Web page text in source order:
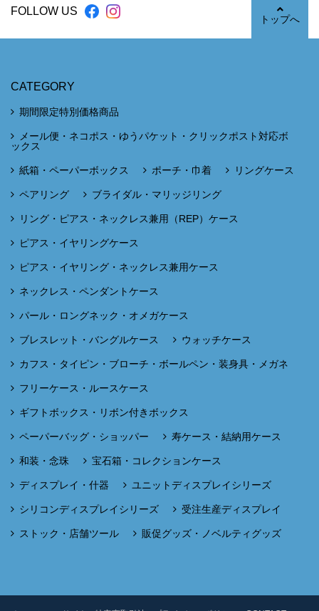
FOLLOW US
トップへ
CATEGORY
期間限定特別価格商品
メール便・ネコポス・ゆうパケット・クリックポスト対応ボ
ックス
紙箱・ペーパーボックス ポーチ・巾着 リングケース
ペアリング ブライダル・マリッジリング
リング・ピアス・ネックレス兼用（REP）ケース
ピアス・イヤリングケース
ピアス・イヤリング・ネックレス兼用ケース
ネックレス・ペンダントケース
パール・ロングネック・オメガケース
ブレスレット・バングルケース ウォッチケース
カフス・タイピン・ブローチ・ボールペン・装身具・メガネ
フリーケース・ルースケース
ギフトボックス・リボン付きボックス
ペーパーバッグ・ショッパー 寿ケース・結納用ケース
和装・念珠 宝石箱・コレクションケース
ディスプレイ・什器 ユニットディスプレイシリーズ
シリコンディスプレイシリーズ 受注生産ディスプレイ
ストック・店舗ツール 販促グッズ・ノベルティグッズ